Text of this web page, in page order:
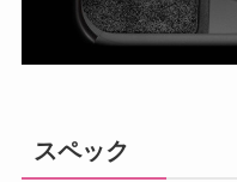
スペック